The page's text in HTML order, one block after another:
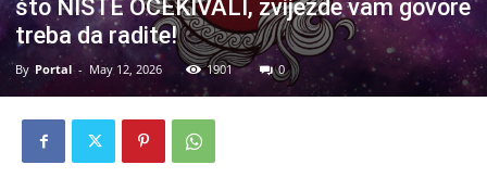
što NISTE OČEKIVALI, zvijezde vam govore
treba da radite!
By Portal - May 12, 2026 1901 0